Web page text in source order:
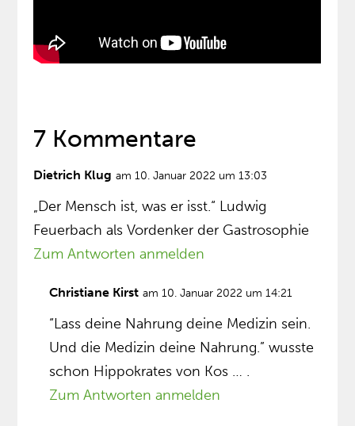
7 Kommentare
Dietrich Klug am 10. Januar 2022 um 13:03
„Der Mensch ist, was er isst.“ Ludwig
Feuerbach als Vordenker der Gastrosophie
Zum Antworten anmelden
Christiane Kirst am 10. Januar 2022 um 14:21
“Lass deine Nahrung deine Medizin sein.
Und die Medizin deine Nahrung.” wusste
schon Hippokrates von Kos … .
Zum Antworten anmelden